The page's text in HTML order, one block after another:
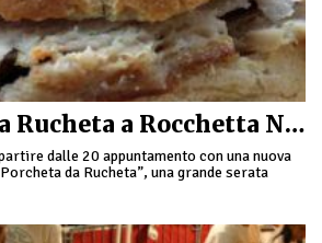
A Porcheta da Rucheta a Rocchetta Nervina
dalle 20 appuntamento con una nuova
da Rucheta”, una grande serata